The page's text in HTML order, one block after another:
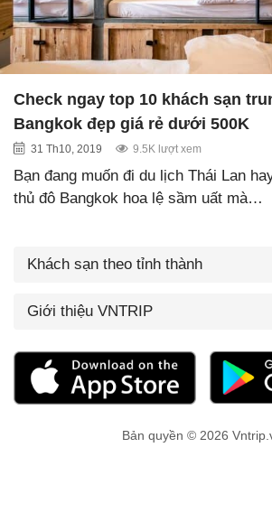
Check ngay top 10 khách sạn
Bangkok đẹp giá rẻ dưới 500K
31 Th10, 2019 9.5K lượt xem
Bạn đang muốn đi du lịch Thái Lan
thủ đô Bangkok hoa lệ sầm uất mà…
Khách sạn theo tỉnh thành
Giới thiệu VNTRIP
Bản quyền © 2026